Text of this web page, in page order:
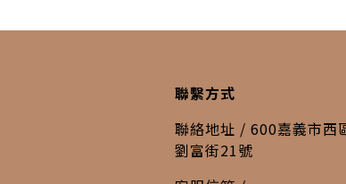
聯繫方式
聯絡地址 / 600嘉義市西
劉富街21號